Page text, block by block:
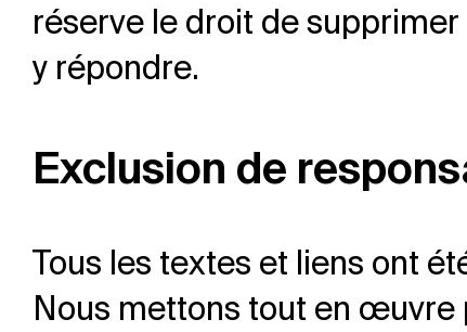
réserve le droit de
y répondre.
Exclusion de
Tous les textes et liens ont
Nous mettons tout en œuvre